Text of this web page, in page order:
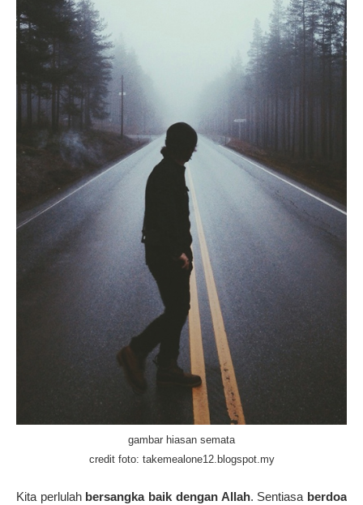
gambar hiasan semata
credit foto: takemealone12.blogspot.my
Kita perlulah bersangka baik dengan Allah. Sentiasa berdoa